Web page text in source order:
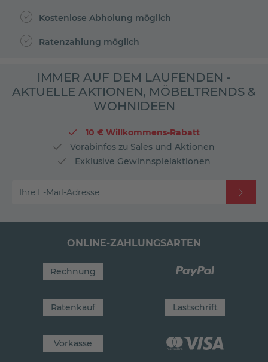
Kostenlose Abholung möglich
Ratenzahlung möglich
IMMER AUF DEM LAUFENDEN -
AKTUELLE AKTIONEN, MÖBELTRENDS &
WOHNIDEEN
10 € Willkommens-Rabatt
Vorabinfos zu Sales und Aktionen
Exklusive Gewinnspielaktionen
Ihre E-Mail-Adresse
ONLINE-ZAHLUNGSARTEN
Rechnung
Ratenkauf Lastschrift
Vorkasse